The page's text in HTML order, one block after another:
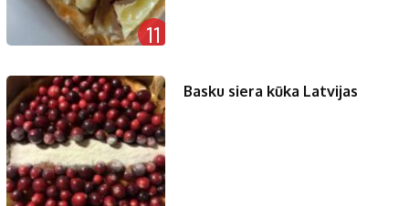
11
Basku siera kūka Latvijas